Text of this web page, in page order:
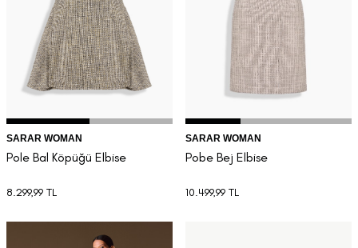
SARAR WOMAN
Pole Bal Köpüğü Elbise
8.299,99 TL
SARAR WOMAN
Pobe Bej Elbise
10.499,99 TL